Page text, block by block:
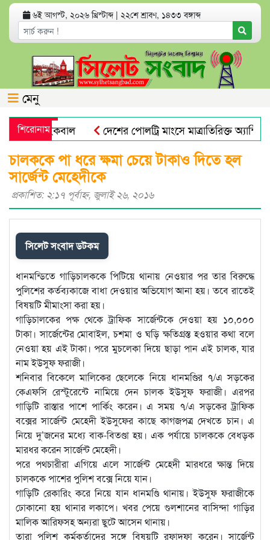
৬ই আগস্ট, ২০২৬ খ্রিস্টাব্দ | ২২শে শ্রাবণ, ১৪৩৩ বঙ্গাব্দ
মেনু
শিরোনাম
সচিব ইকবাল
দেশের পোলট্রি মাংসে মাত্রাতিরিক্ত
সিলেটে ডিবি পুলিশ পরিচয়ে যুবককে অপহরণের
চালককে পা ধরে ক্ষমা চেয়ে টাকাও দিতে হল
সার্জেন্ট মেহেদীকে
প্রকাশিত: ২:১৭ পূর্বাহ্ণ, জুলাই ২৬, ২০১৬
সিলেট সংবাদ ডটকম
ধানমন্ডিতে গাড়িচালককে পিটিয়ে থানায় নেওয়ার পর তার বিরুদ্ধে
পুলিশের কর্তব্যকাজে বাধা দেওয়ার অভিযোগ আনা হয়। তবে রাতেই
বিষয়টি মীমাংসা করা হয়।
গাড়িচালকের পক্ষ থেকে ট্রাফিক সার্জেন্টকে দেওয়া হয় ১০,০০০
টাকা। সার্জেন্টের মোবাইল, চশমা ও ঘড়ি ক্ষতিগ্রস্ত হওয়ার কথা বলে
নেওয়া হয় এই টাকা। পরে মুচলেকা দিয়ে ছাড়া পান এই চালক, যার
নাম ইউসুফ ফরাজী।
শনিবার বিকেলে মালিকের ছেলেকে নিয়ে ধানমণ্ডির ৭/এ সড়কের
কেএফসি রেস্টুরেন্টে নামিয়ে দেন চালক ইউসুফ ফরাজী। এরপর
গাড়িটি রাস্তার পাশে পার্কিং করেন। এ সময় ৭/এ সড়কের ট্রাফিক
বক্সের সার্জেন্ট মেহেদী ইউসুফের কাছে কাগজপত্র দেখতে চান। এ
নিয়ে দু’জনের মধ্যে বাক-বিতণ্ডা হয়। এক পর্যায়ে চালককে বেধড়ক
মারধর করেন সার্জেন্ট মেহেদী।
পরে পথচারীরা এগিয়ে এলে সার্জেন্ট মেহেদী মারধরে ক্ষান্ত দিয়ে
চালককে পাশের পুলিশ বক্সে নিয়ে যান।
গাড়িটি রেকারিং করে নিয়ে যান ধানমণ্ডি থানায়। ইউসুফ ফরাজীকে
ঢোকানো হয় থানার লকাপে। খবর পেয়ে গুলশানের বাসিন্দা গাড়ির
মালিক আরিফসহ অন্যরা ছুটে আসেন থানায়।
তারা পুলিশ কর্মকর্তাদের সঙ্গে বিষয়টি রফাদফা করেন। সার্জেন্ট